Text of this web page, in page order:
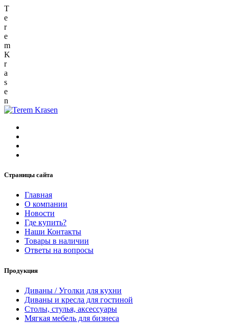
T
e
r
e
m
K
r
a
s
e
n
Страницы сайта
Главная
О компании
Новости
Где купить?
Наши Контакты
Товары в наличии
Ответы на вопросы
Продукция
Диваны / Уголки для кухни
Диваны и кресла для гостиной
Столы, стулья, аксессуары
Мягкая мебель для бизнеса